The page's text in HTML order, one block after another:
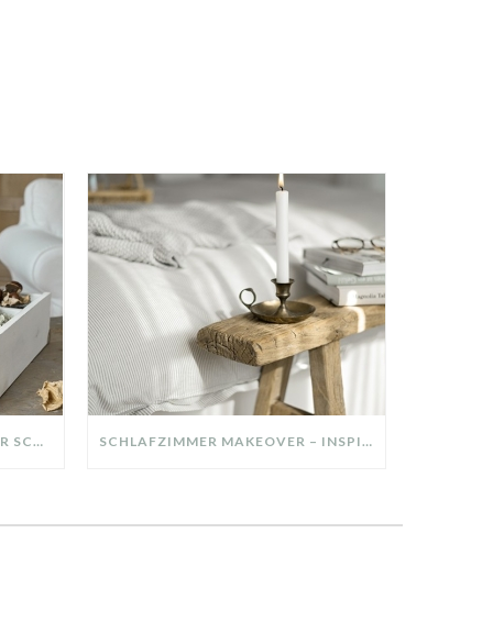
DIY-DEKO-TABLETT AUS ALTER SCHUBLADE – NACHHALTIGE HERBSTDEKO SELBER MACHEN! SCHLAFZIMMER MAKEOVER – INSPIRATION FÜR DEIN SCHLAFZIMMER: AUS ALT MACH NEU – HELL, GEMÜTLICH UND EINLADEND